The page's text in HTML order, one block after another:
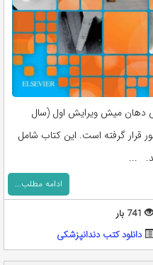
دهان میش ویرایش اول (سال
قرار گرفته است. این کتاب شامل
ادامه مطلب...
741 بار
دانلود کتب دندانپزشکی